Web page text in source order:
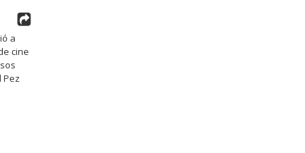
a
cine
Pez